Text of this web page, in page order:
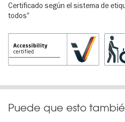
Certificado según el sistema de
todos"
Puede que esto